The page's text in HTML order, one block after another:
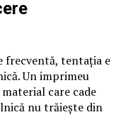
frecventă, tentația e
Un imprimeu
care cade
nu trăiește din